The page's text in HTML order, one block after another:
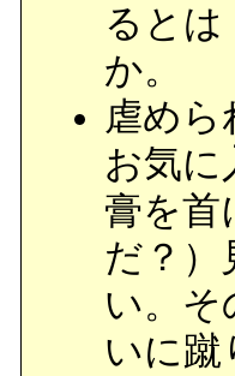
るとは
か。
虐めら
お気に
膏を首
だ？）
い。そ
いに蹴